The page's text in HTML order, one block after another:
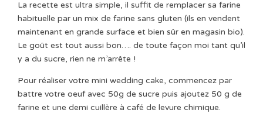
La recette est ultra simple, il suffit de remplacer sa farine
habituelle par un mix de farine sans gluten (ils en vendent
maintenant en grande surface et bien sûr en magasin bio).
Le goût est tout aussi bon…. de toute façon moi tant qu’il
y a du sucre, rien ne m’arrête !
Pour réaliser votre mini wedding cake, commencez par
battre votre oeuf avec 50g de sucre puis ajoutez 50 g de
farine et une demi cuillère à café de levure chimique.